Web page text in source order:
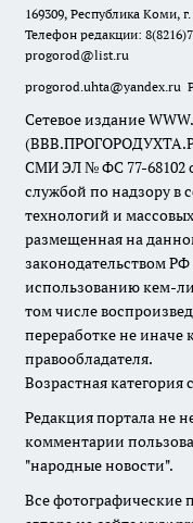
169309, Республика Коми,
Телефон редакции:
progorod@list.ru
progorod.uhta@yandex.ru
Сетевое издание
СМИ ЭЛ № ФС 77-68102
службой по надзору в
технологий и
размещенная на
законодательством
использованию кем-
том числе
переработке не иначе
правообладателя.
Возрастная категория
Редакция портала не
комментарии
"народные новости".
Все фотографические